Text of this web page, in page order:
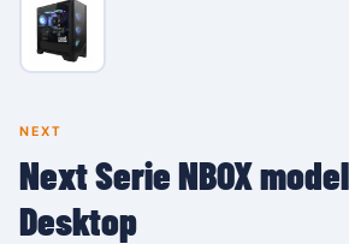
NEXT
Next Serie NBOX
Desktop